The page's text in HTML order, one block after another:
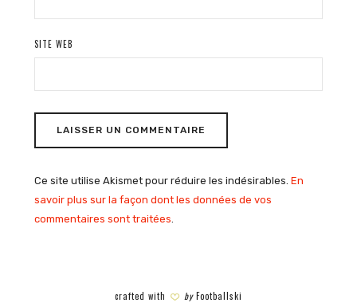
SITE WEB
Ce site utilise Akismet pour réduire les indésirables. En
savoir plus sur la façon dont les données de vos
commentaires sont traitées.
crafted with byFootballski